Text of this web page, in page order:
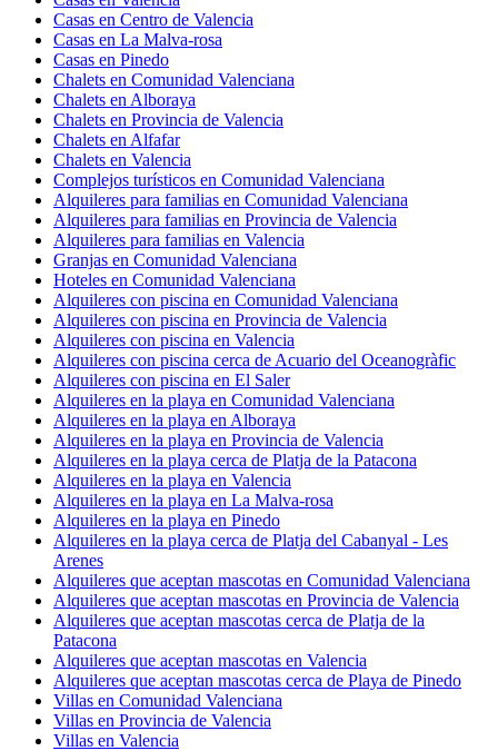
Casas en Centro de Valencia
Casas en La Malva-rosa
Casas en Pinedo
Chalets en Comunidad Valenciana
Chalets en Alboraya
Chalets en Provincia de Valencia
Chalets en Alfafar
Chalets en Valencia
Complejos turísticos en Comunidad Valenciana
Alquileres para familias en Comunidad Valenciana
Alquileres para familias en Provincia de Valencia
Alquileres para familias en Valencia
Granjas en Comunidad Valenciana
Hoteles en Comunidad Valenciana
Alquileres con piscina en Comunidad Valenciana
Alquileres con piscina en Provincia de Valencia
Alquileres con piscina en Valencia
Alquileres con piscina cerca de Acuario del Oceanogràfic
Alquileres con piscina en El Saler
Alquileres en la playa en Comunidad Valenciana
Alquileres en la playa en Alboraya
Alquileres en la playa en Provincia de Valencia
Alquileres en la playa cerca de Platja de la Patacona
Alquileres en la playa en Valencia
Alquileres en la playa en La Malva-rosa
Alquileres en la playa en Pinedo
Alquileres en la playa cerca de Platja del Cabanyal - Les
Arenes
Alquileres que aceptan mascotas en Comunidad Valenciana
Alquileres que aceptan mascotas en Provincia de Valencia
Alquileres que aceptan mascotas cerca de Platja de la
Patacona
Alquileres que aceptan mascotas en Valencia
Alquileres que aceptan mascotas cerca de Playa de Pinedo
Villas en Comunidad Valenciana
Villas en Provincia de Valencia
Villas en Valencia